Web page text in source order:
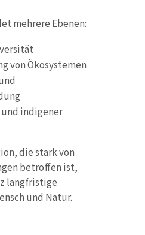
mehrere Ebenen:
von Ökosystemen
indigener
die stark von
betroffen ist,
langfristige
und Natur.